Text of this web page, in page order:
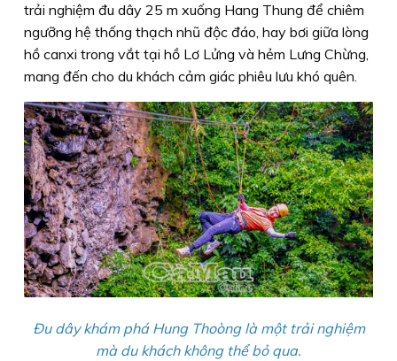
trải nghiệm đu dây 25 m xuống Hang Thung để chiêm
ngưỡng hệ thống thạch nhũ độc đáo, hay bơi giữa lòng
hồ canxi trong vắt tại hồ Lơ Lửng và hẻm Lưng Chừng,
mang đến cho du khách cảm giác phiêu lưu khó quên.
Ðu dây khám phá Hung Thoòng là một trải nghiệm
mà du khách không thể bỏ qua.